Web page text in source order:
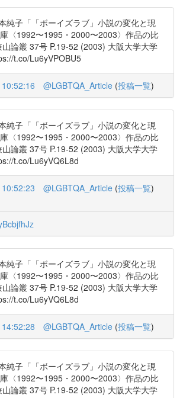
純子「「ボーイズラブ」小説の変化と現
〈1992〜1995・2000〜2003〉作品の比
論叢 37号 P.19-52 (2003) 大阪大学大学
t.co/Lu6yVPOBU5
@LGBTQA_Article (投稿一覧)
純子「「ボーイズラブ」小説の変化と現
〈1992〜1995・2000〜2003〉作品の比
論叢 37号 P.19-52 (2003) 大阪大学大学
t.co/Lu6yVQ6L8d
@LGBTQA_Article (投稿一覧)
純子「「ボーイズラブ」小説の変化と現
〈1992〜1995・2000〜2003〉作品の比
論叢 37号 P.19-52 (2003) 大阪大学大学
t.co/Lu6yVQ6L8d
@LGBTQA_Article (投稿一覧)
純子「「ボーイズラブ」小説の変化と現
〈1992〜1995・2000〜2003〉作品の比
論叢 37号 P.19-52 (2003) 大阪大学大学